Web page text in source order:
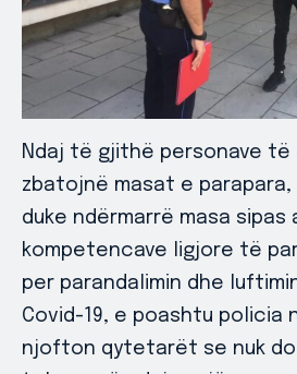
Ndaj të gjithë personave të
zbatojnë masat e
duke ndërmarrë masa sipas
kompetencave ligjore të
per parandalimin dhe
Covid-19, e poashtu policia
njofton qytetarët se nuk